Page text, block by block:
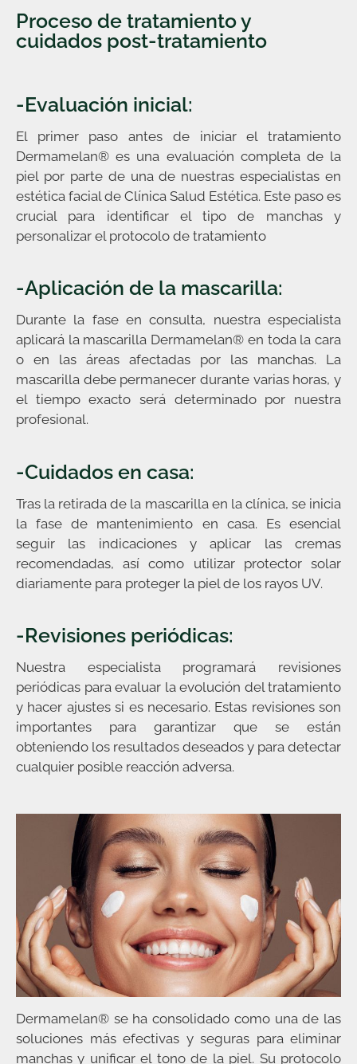
Proceso de tratamiento y
cuidados post-tratamiento
-Evaluación inicial:
El primer paso antes de iniciar el tratamiento
Dermamelan® es una evaluación completa de la
piel por parte de una de nuestras especialistas en
estética facial de Clínica Salud Estética. Este paso es
crucial para identificar el tipo de manchas y
personalizar el protocolo de tratamiento
-Aplicación de la mascarilla:
Durante la fase en consulta, nuestra especialista
aplicará la mascarilla Dermamelan® en toda la cara
o en las áreas afectadas por las manchas. La
mascarilla debe permanecer durante varias horas, y
el tiempo exacto será determinado por nuestra
profesional.
-Cuidados en casa:
Tras la retirada de la mascarilla en la clínica, se inicia
la fase de mantenimiento en casa. Es esencial
seguir las indicaciones y aplicar las cremas
recomendadas, así como utilizar protector solar
diariamente para proteger la piel de los rayos UV.
-Revisiones periódicas:
Nuestra especialista programará revisiones
periódicas para evaluar la evolución del tratamiento
y hacer ajustes si es necesario. Estas revisiones son
importantes para garantizar que se están
obteniendo los resultados deseados y para detectar
cualquier posible reacción adversa.
Dermamelan® se ha consolidado como una de las
soluciones más efectivas y seguras para eliminar
manchas y unificar el tono de la piel. Su protocolo